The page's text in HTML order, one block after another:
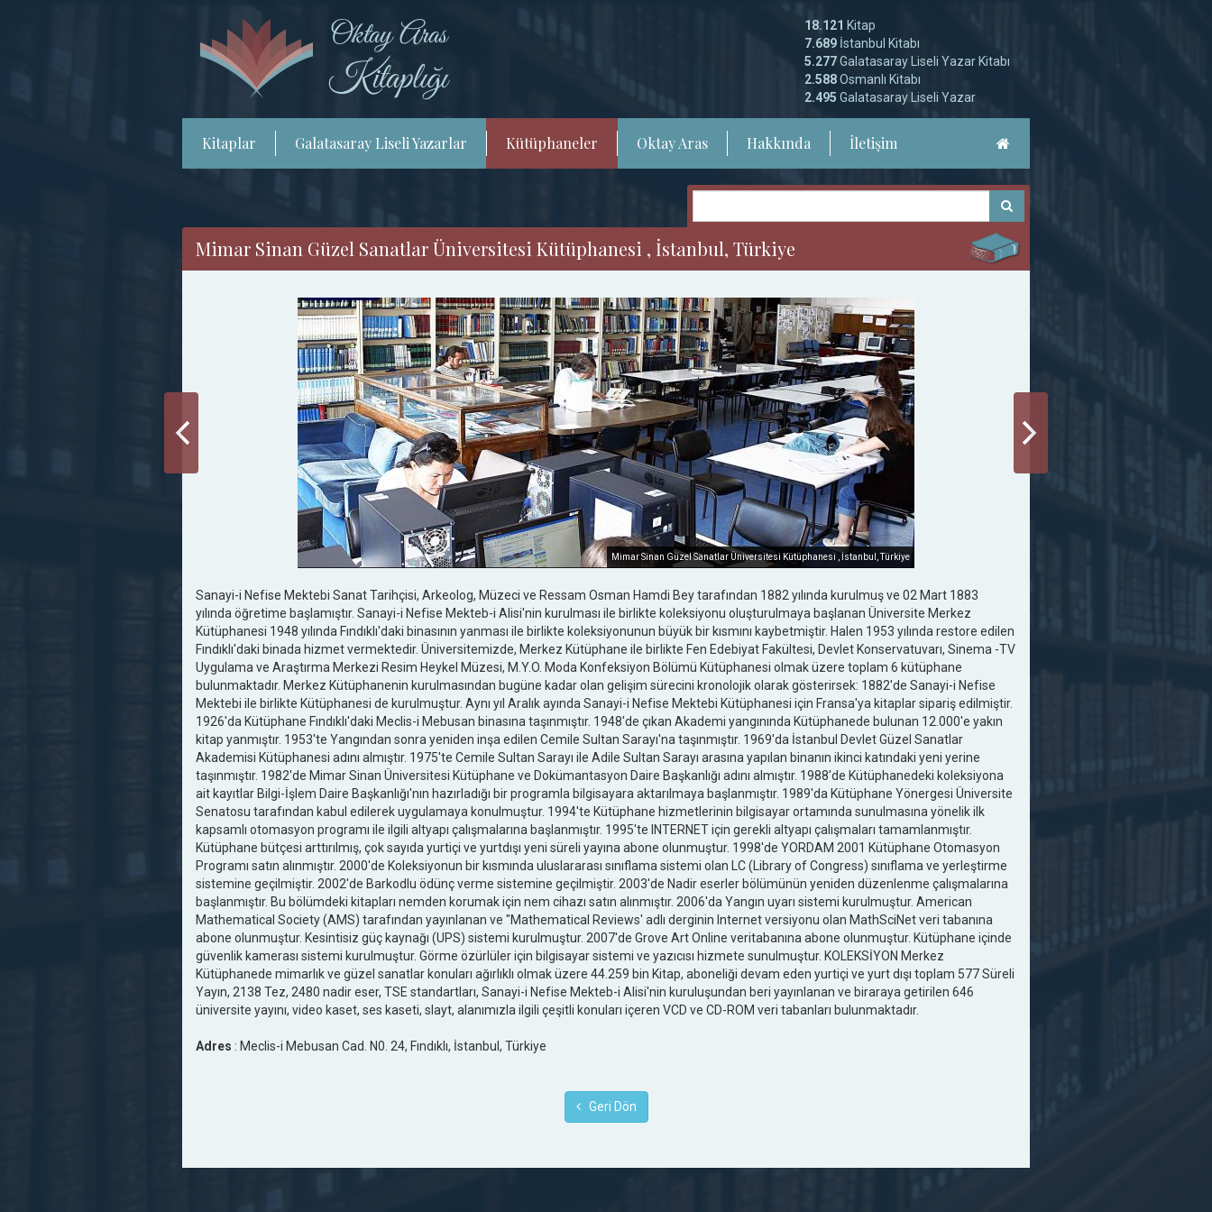
18.121 Kitap
7.689 İstanbul Kitabı
5.277Galatasaray Liseli Yazar Kitabı
2.588Osmanlı Kitabı
2.495 Galatasaray Liseli Yazar
Kitaplar Galatasaray Liseli Yazarlar Kütüphaneler Oktay Aras Hakkında İletişim
Mimar Sinan Güzel Sanatlar Üniversitesi Kütüphanesi , İstanbul, Türkiye
Mimar Sinan Güzel Sanatlar Üniversitesi Kütüphanesi , İstanbul, Türkiye
Sanayi-i Nefise Mektebi Sanat Tarihçisi, Arkeolog, Müzeci ve Ressam Osman Hamdi Bey tarafından 1882 yılında kurulmuş ve 02 Mart 1883
yılında öğretime başlamıştır. Sanayi-i Nefise Mekteb-i Alisi'nin kurulması ile birlikte koleksiyonu oluşturulmaya başlanan Üniversite Merkez
Kütüphanesi 1948 yılında Fındıklı'daki binasının yanması ile birlikte koleksiyonunun büyük bir kısmını kaybetmiştir. Halen 1953 yılında restore edilen
Fındıklı'daki binada hizmet vermektedir. Üniversitemizde, Merkez Kütüphane ile birlikte Fen Edebiyat Fakültesi, Devlet Konservatuvarı, Sinema -TV
Uygulama ve Araştırma Merkezi Resim Heykel Müzesi, M.Y.O. Moda Konfeksiyon Bölümü Kütüphanesi olmak üzere toplam 6 kütüphane
bulunmaktadır. Merkez Kütüphanenin kurulmasından bugüne kadar olan gelişim sürecini kronolojik olarak gösterirsek: 1882'de Sanayi-i Nefise
Mektebi ile birlikte Kütüphanesi de kurulmuştur. Aynı yıl Aralık ayında Sanayi-i Nefise Mektebi Kütüphanesi için Fransa'ya kitaplar sipariş edilmiştir.
1926'da Kütüphane Fındıklı'daki Meclis-i Mebusan binasına taşınmıştır. 1948'de çıkan Akademi yangınında Kütüphanede bulunan 12.000'e yakın
kitap yanmıştır. 1953'te Yangından sonra yeniden inşa edilen Cemile Sultan Sarayı'na taşınmıştır. 1969'da İstanbul Devlet Güzel Sanatlar
Akademisi Kütüphanesi adını almıştır. 1975'te Cemile Sultan Sarayı ile Adile Sultan Sarayı arasına yapılan binanın ikinci katındaki yeni yerine
taşınmıştır. 1982'de Mimar Sinan Üniversitesi Kütüphane ve Dokümantasyon Daire Başkanlığı adını almıştır. 1988'de Kütüphanedeki koleksiyona
ait kayıtlar Bilgi-İşlem Daire Başkanlığı'nın hazırladığı bir programla bilgisayara aktarılmaya başlanmıştır. 1989'da Kütüphane Yönergesi Üniversite
Senatosu tarafından kabul edilerek uygulamaya konulmuştur. 1994'te Kütüphane hizmetlerinin bilgisayar ortamında sunulmasına yönelik ilk
kapsamlı otomasyon programı ile ilgili altyapı çalışmalarına başlanmıştır. 1995'te INTERNET için gerekli altyapı çalışmaları tamamlanmıştır.
Kütüphane bütçesi arttırılmış, çok sayıda yurtiçi ve yurtdışı yeni süreli yayına abone olunmuştur. 1998'de YORDAM 2001 Kütüphane Otomasyon
Programı satın alınmıştır. 2000'de Koleksiyonun bir kısmında uluslararası sınıflama sistemi olan LC (Library of Congress) sınıflama ve yerleştirme
sistemine geçilmiştir. 2002'de Barkodlu ödünç verme sistemine geçilmiştir. 2003'de Nadir eserler bölümünün yeniden düzenlenme çalışmalarına
başlanmıştır. Bu bölümdeki kitapları nemden korumak için nem cihazı satın alınmıştır. 2006'da Yangın uyarı sistemi kurulmuştur. American
Mathematical Society (AMS) tarafından yayınlanan ve "Mathematical Reviews' adlı derginin Internet versiyonu olan MathSciNet veri tabanına
abone olunmuştur. Kesintisiz güç kaynağı (UPS) sistemi kurulmuştur. 2007'de Grove Art Online veritabanına abone olunmuştur. Kütüphane içinde
güvenlik kamerası sistemi kurulmuştur. Görme özürlüler için bilgisayar sistemi ve yazıcısı hizmete sunulmuştur. KOLEKSİYON Merkez
Kütüphanede mimarlık ve güzel sanatlar konuları ağırlıklı olmak üzere 44.259 bin Kitap, aboneliği devam eden yurtiçi ve yurt dışı toplam 577 Süreli
Yayın, 2138 Tez, 2480 nadir eser, TSE standartları, Sanayi-i Nefise Mekteb-i Alisi'nin kuruluşundan beri yayınlanan ve biraraya getirilen 646
üniversite yayını, video kaset, ses kaseti, slayt, alanımızla ilgili çeşitli konuları içeren VCD ve CD-ROM veri tabanları bulunmaktadır.
Adres : Meclis-i Mebusan Cad. N0. 24, Fındıklı, İstanbul, Türkiye
Geri Dön